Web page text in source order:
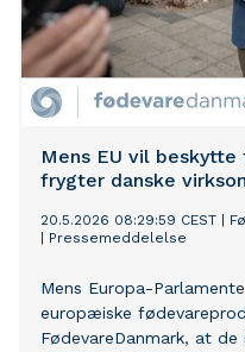
Mens EU vil
frygter danske
20.5.2026 08:29:59 CEST
Pressemeddelelse
Mens Europa-
europæiske
FødevareDanmark, at